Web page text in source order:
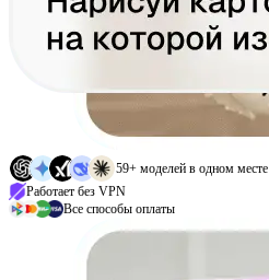
59+ моделей в одном месте
Работает без VPN
Все способы оплаты